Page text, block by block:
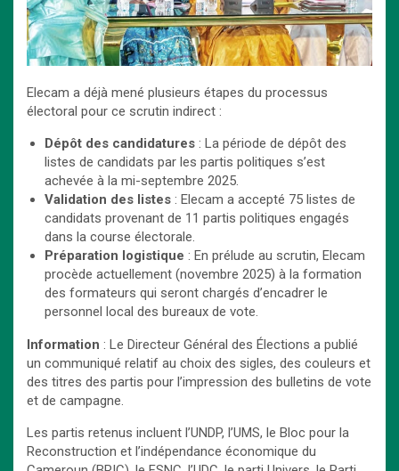
Elecam a déjà mené plusieurs étapes du processus
électoral pour ce scrutin indirect :
Dépôt des candidatures : La période de dépôt des
listes de candidats par les partis politiques s’est
achevée à la mi-septembre 2025.
Validation des listes : Elecam a accepté 75 listes de
candidats provenant de 11 partis politiques engagés
dans la course électorale.
Préparation logistique : En prélude au scrutin, Elecam
procède actuellement (novembre 2025) à la formation
des formateurs qui seront chargés d’encadrer le
personnel local des bureaux de vote.
Information : Le Directeur Général des Élections a publié
un communiqué relatif au choix des sigles, des couleurs et
des titres des partis pour l’impression des bulletins de vote
et de campagne.
Les partis retenus incluent l’UNDP, l’UMS, le Bloc pour la
Reconstruction et l’indépendance économique du